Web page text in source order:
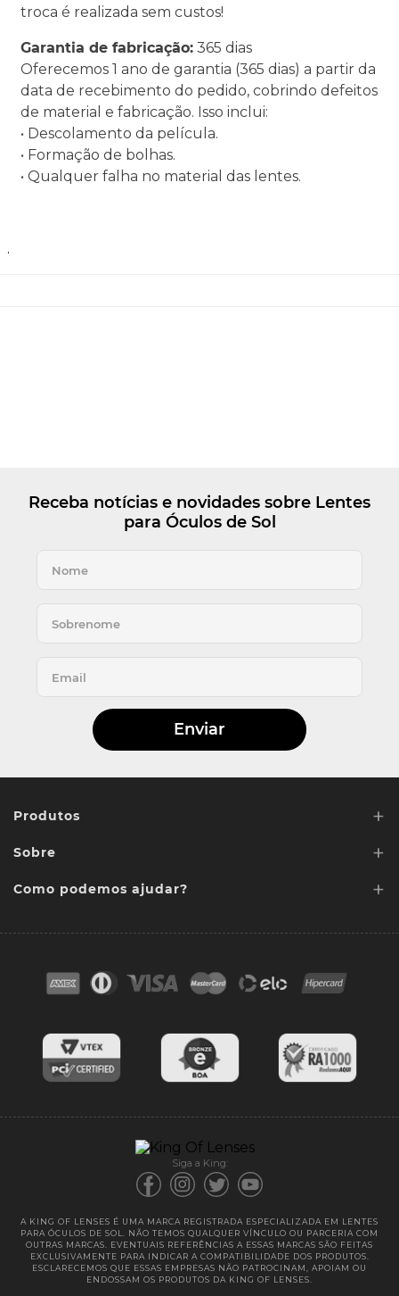
troca é realizada sem custos!
Garantia de fabricação: 365 dias
Oferecemos 1 ano de garantia (365 dias) a partir da
data de recebimento do pedido, cobrindo defeitos
de material e fabricação. Isso inclui:
• Descolamento da película.
• Formação de bolhas.
• Qualquer falha no material das lentes.
.
Receba notícias e novidades sobre Lentes
para Óculos de Sol
Enviar
Produtos +
Lentes de Reposição
Lentes Sob media
Sobre +
Quem somos
Blog
Como podemos ajudar? +
Cores das lentes
Entregas
Siga a King:
A KING OF LENSES É UMA MARCA REGISTRADA ESPECIALIZADA EM LENTES
PARA ÓCULOS DE SOL. NÃO TEMOS QUALQUER VÍNCULO OU PARCERIA COM
OUTRAS MARCAS. EVENTUAIS REFERÊNCIAS A ESSAS MARCAS SÃO FEITAS
EXCLUSIVAMENTE PARA INDICAR A COMPATIBILIDADE DOS PRODUTOS.
ESCLARECEMOS QUE ESSAS EMPRESAS NÃO PATROCINAM, APOIAM OU
ENDOSSAM OS PRODUTOS DA KING OF LENSES.